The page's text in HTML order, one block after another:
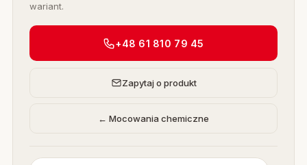
wariant.
+48 61 810 79 45
Zapytaj o produkt
← Mocowania chemiczne